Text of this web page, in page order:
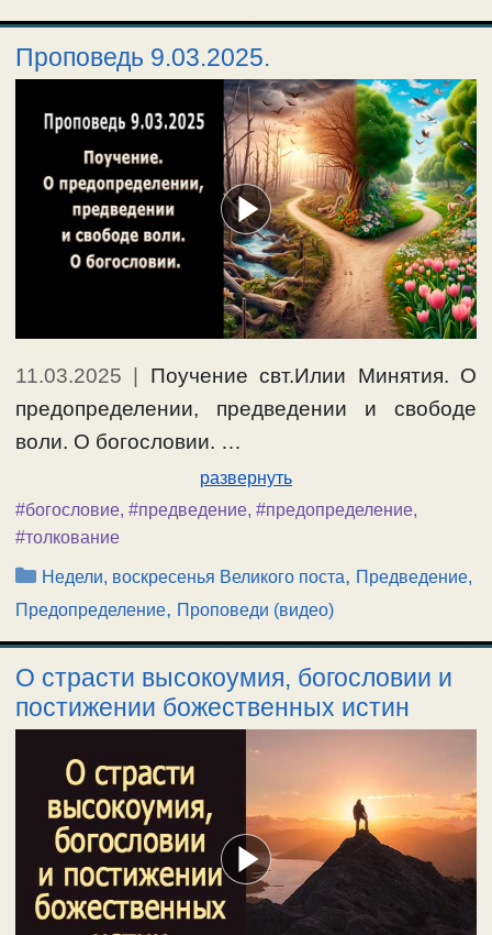
Проповедь 9.03.2025.
11.03.2025
Поучение свт.Илии Минятия. О
предопределении, предведении и свободе
воли. О богословии. …
развернуть
#богословие, #предведение, #предопределение,
#толкование
Рубрики
Недели, воскресенья Великого поста, Предведение,
Предопределение, Проповеди (видео)
О страсти высокоумия, богословии и
постижении божественных истин